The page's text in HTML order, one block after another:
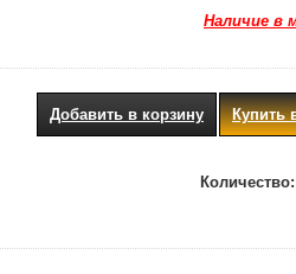
Наличие в
Купить
Добавить в корзину
Количество: